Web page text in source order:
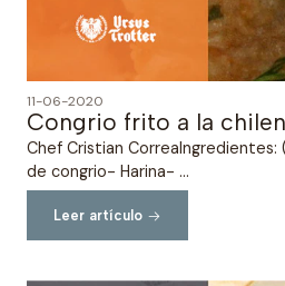
11-06-2020
Congrio frito a la
Chef Cristian CorreaIngredientes:
de congrio- Harina- ...
Leer artículo